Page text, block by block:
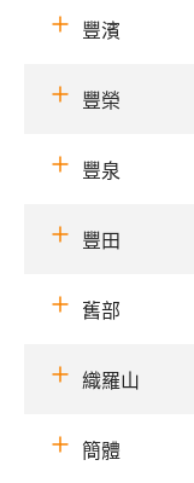
豐濱
豐榮
豐泉
豐田
舊部
織羅山
簡體